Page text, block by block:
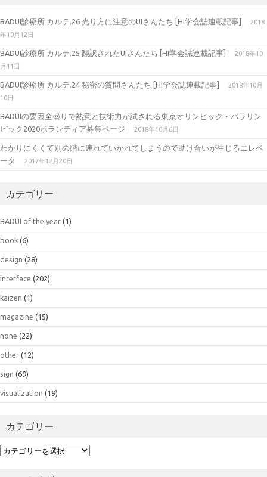
BADUI診療所 カルテ.26 光り方に注意のUIさんたち [HI学会誌連載記事]
2018
年10月12日
BADUI診療所 カルテ.25 翻訳されたUIさんたち [HI学会誌連載記事]
2018年10
月11日
BADUI診療所 カルテ.24 秘密の質問さんたち [HI学会誌連載記事]
2018年10月
10日
BADUIの要因全盛りで熱意と技術力が試される東京オリンピック・パラリン
ピック2020ボランティア募集ページ
2018年10月6日
わかりにくくて別の階に連れていかれてしまうので助け合いが生じるエレベ
ータ
2017年12月20日
カテゴリー
BADUI of the year (1)
book (6)
design (28)
interface (202)
kaizen (1)
magazine (15)
none (22)
other (12)
sign (69)
visualization (19)
カテゴリー
カ